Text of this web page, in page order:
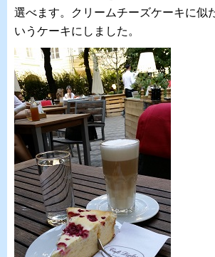
選べます。クリームチーズケーキに似
いうケーキにしました。